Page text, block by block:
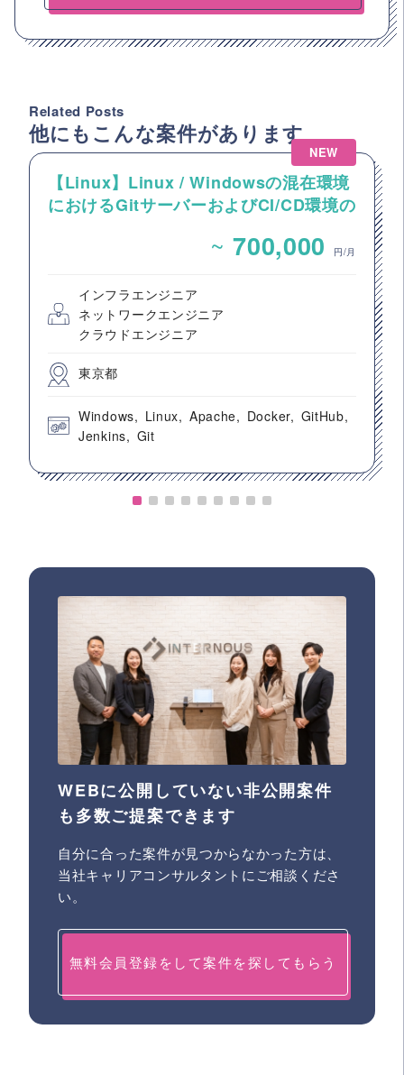
Related Posts
他にもこんな案件があります
NEW
【Linux】Linux / Windowsの混在環境
におけるGitサーバーおよびCI/CD環境の
~ 700,000 円/月
インフラエンジニア
ネットワークエンジニア
クラウドエンジニア
東京都
Windows Linux Apache Docker
GitHub
Jenkins
Git
WEBに公開していない非公開案件
も多数ご提案できます
自分に合った案件が見つからなかった方は、
当社キャリアコンサルタントにご相談くださ
い。
無料会員登録をして案件を探してもらう